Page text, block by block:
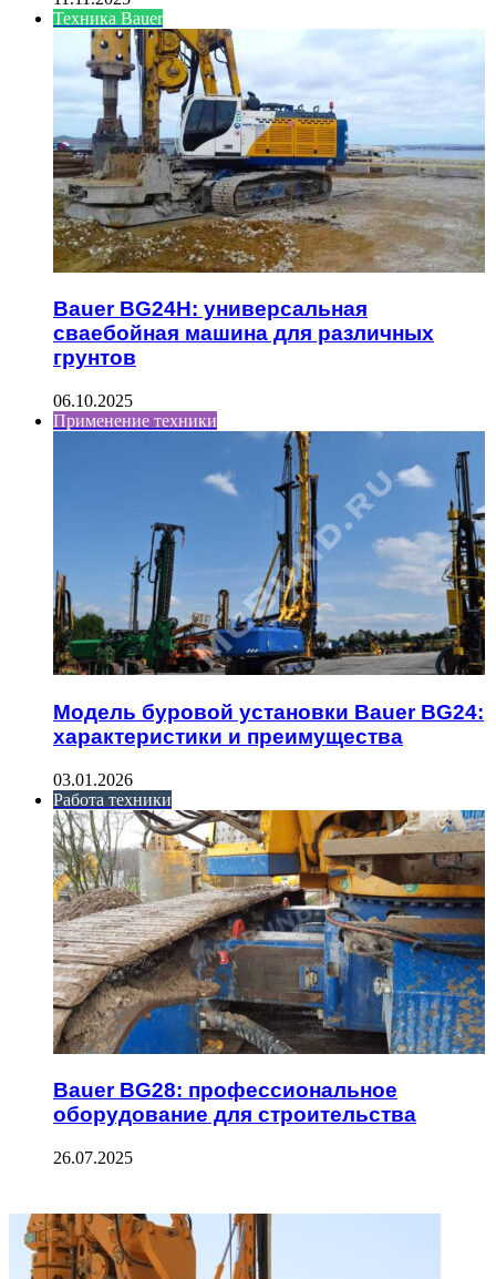
Техника Bauer
Bauer BG24H: универсальная
сваебойная машина для различных
грунтов
06.10.2025
Применение техники
Модель буровой установки Bauer BG24:
характеристики и преимущества
03.01.2026
Работа техники
Bauer BG28: профессиональное
оборудование для строительства
26.07.2025